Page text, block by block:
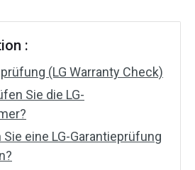
:
(LG Warranty Check)
Sie die LG-
eine LG-Garantieprüfung